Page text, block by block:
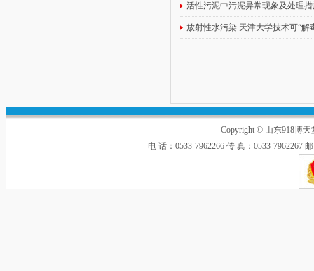
活性污泥中污泥异常现象及处理措
放射性水污染 天津大学技术可“解
Copyright © 山东918博
电 话：0533-7962266 传 真：0533-7962267